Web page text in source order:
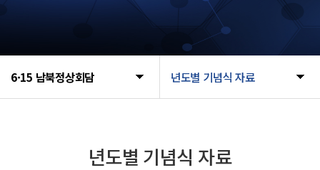
6·15 남북정상회담 년도별 기념식 자료
년도별 기념식 자료